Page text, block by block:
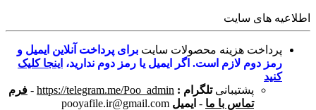
اطلاعیه های سایت
پرداخت هزینه محصولات سایت برای پرداخت آنلاین ایمیل و
رمز دوم لازم است. اگر ایمیل یا رمز دوم ندارید، اینجا کلیک
کنید
پشتیبانی تلگرام : https://telegram.me/Poo_admin
- فرم
تماس با ما - ایمیل pooyafile.ir@gmail.com